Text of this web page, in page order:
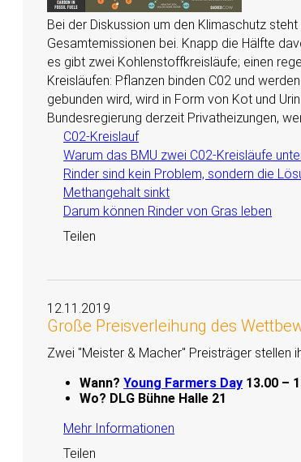
Bei der Diskussion um den Klimaschutz
Gesamtemissionen bei. Knapp die Hälfte
es gibt zwei Kohlenstoffkreisläufe; einen
Kreisläufen: Pflanzen binden C02 und
gebunden wird, wird in Form von Kot und
Bundesregierung derzeit Privatheizungen,
C02-Kreislauf
Warum das BMU zwei C02-Kreisläufe
Rinder sind kein Problem, sondern die
Methangehalt sinkt
Darum können Rinder von Gras leben
Teilen
12.11.2019
Große Preisverleihung des
Zwei Meister & Macher Preisträger stellen
Wann?Young Farmers Day 13.00 –
Wo? DLG Bühne Halle 21
Mehr Informationen
Teilen